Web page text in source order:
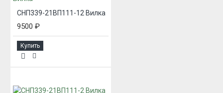
СНП339-21ВП111-12 Вилка
9500 ₽
Купить